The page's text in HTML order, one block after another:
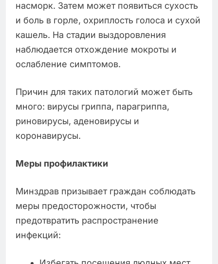
насморк. Затем может появиться сухость
и боль в горле, охриплость голоса и сухой
кашель. На стадии выздоровления
наблюдается отхождение мокроты и
ослабление симптомов.
Причин для таких патологий может быть
много: вирусы гриппа, парагриппа,
риновирусы, аденовирусы и
коронавирусы.
Меры профилактики
Минздрав призывает граждан соблюдать
меры предосторожности, чтобы
предотвратить распространение
инфекций: